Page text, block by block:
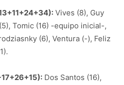
Vives (8), Guy
Tomic (16) -equipo inicial-,
(6), Ventura (-), Feliz
Dos Santos (16),